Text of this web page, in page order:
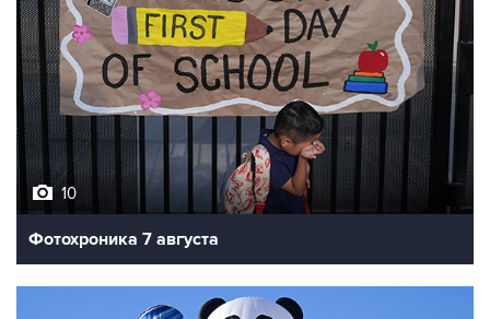
10
Фотохроника 7 августа